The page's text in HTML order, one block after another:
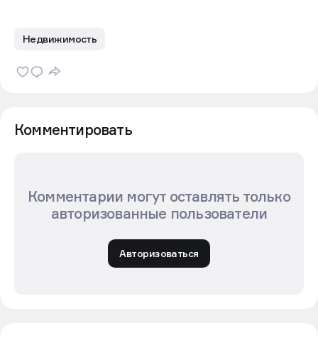
Недвижимость
Комментировать
Комментарии могут оставлять только
авторизованные пользователи
Авторизоваться